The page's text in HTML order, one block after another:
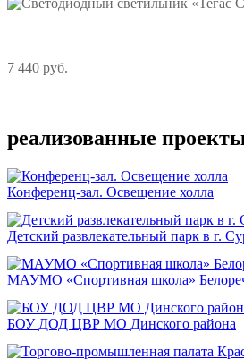
7 440 руб.
реализованные
Конференц-зал. Освещение холла
Детский развлекательный парк в г.
МАУМО «Спортивная школа»
БОУ ДОД ЦВР МО Динского района